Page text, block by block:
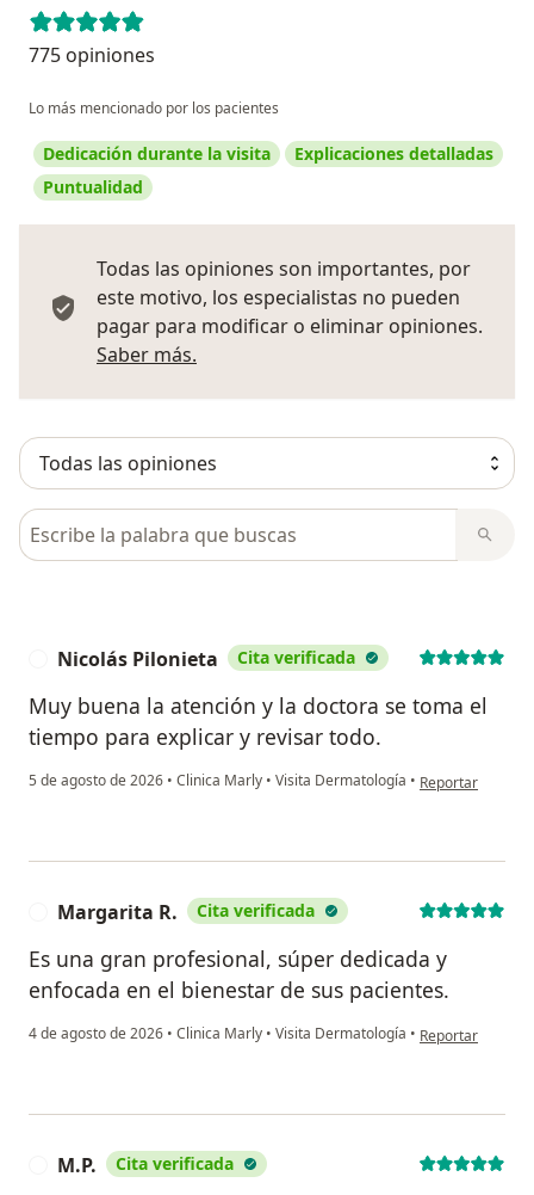
775 opiniones
Lo más mencionado por los pacientes
Dedicación durante la visita
Explicaciones detalladas
Puntualidad
Todas las opiniones son importantes, por
este motivo, los especialistas no pueden
pagar para modificar o eliminar opiniones.
Saber más.
Busca en opiniones
Nicolás Pilonieta Cita verificada
Muy buena la atención y la doctora se toma el
tiempo para explicar y revisar todo.
5 de agosto de 2026 • Clinica Marly • Visita Dermatología • en opinión del
Reportar
Margarita R. Cita verificada
Es una gran profesional, súper dedicada y
enfocada en el bienestar de sus pacientes.
4 de agosto de 2026 • Clinica Marly • Visita Dermatología • en opinión del
Reportar
M.P. Cita verificada